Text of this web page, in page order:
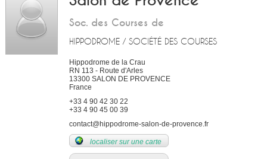
Soc. des Courses de
HIPPODROME / SOCIÉTÉ DES COURSES
Hippodrome de la Crau
RN 113 - Route d'Arles
13300 SALON DE PROVENCE
France
+33 4 90 42 30 22
+33 4 90 45 00 39
contact@hippodrome-salon-de-provence.fr
localiser sur une carte